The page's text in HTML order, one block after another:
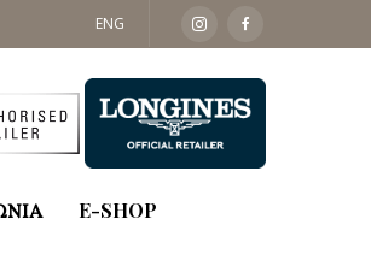
ΣΑΒ: 09:30 - 14:00
ENG
E-SHOP